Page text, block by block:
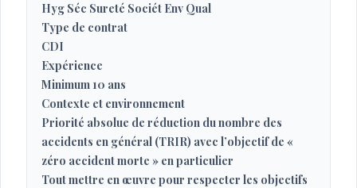
Hyg Séc Sureté Sociét Env Qual
Type de contrat
CDI
Expérience
Minimum 10 ans
Contexte et environnement
Priorité absolue de réduction du nombre des
accidents en général (TRIR) avec l’objectif de «
zéro accident morte » en particulier
Tout mettre en œuvre pour respecter les objectifs